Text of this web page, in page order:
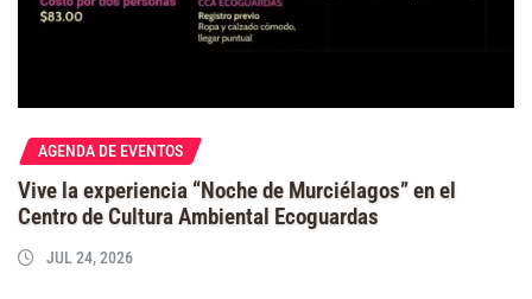
AGENDA DE EVENTOS
Vive la experiencia “Noche de Murciélagos” en el
Centro de Cultura Ambiental Ecoguardas
JUL 24, 2026